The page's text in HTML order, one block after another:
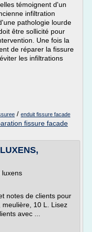
témoignent d'un
infiltration
pathologie lourde
être sollicité pour
Une fois la
de réparer la fissure
les infiltrations
/ enduit fissure facade
fissure facade
luxens
notes de clients pour
meulière, 10 L. Lisez
avec ...